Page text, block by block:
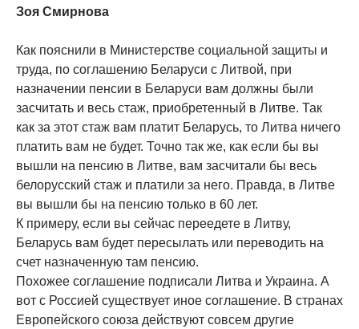
Зоя Смирнова
Как пояснили в Министерстве социальной защиты и
труда, по соглашению Беларуси с Литвой, при
назначении пенсии в Беларуси вам должны были
засчитать и весь стаж, приобретенный в Литве. Так
как за этот стаж вам платит Беларусь, то Литва ничего
платить вам не будет. Точно так же, как если бы вы
вышли на пенсию в Литве, вам засчитали бы весь
белорусский стаж и платили за него. Правда, в Литве
вы вышли бы на пенсию только в 60 лет.
К примеру, если вы сейчас переедете в Литву,
Беларусь вам будет пересылать или переводить на
счет назначенную там пенсию.
Похожее соглашение подписали Литва и Украина. А
вот с Россией существует иное соглашение. В странах
Европейского союза действуют совсем другие